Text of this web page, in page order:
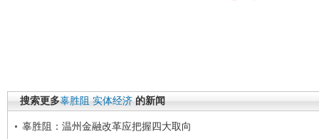
搜索更多辜胜阻 实体经济 的新闻
辜胜阻：温州金融改革应把握四大取向